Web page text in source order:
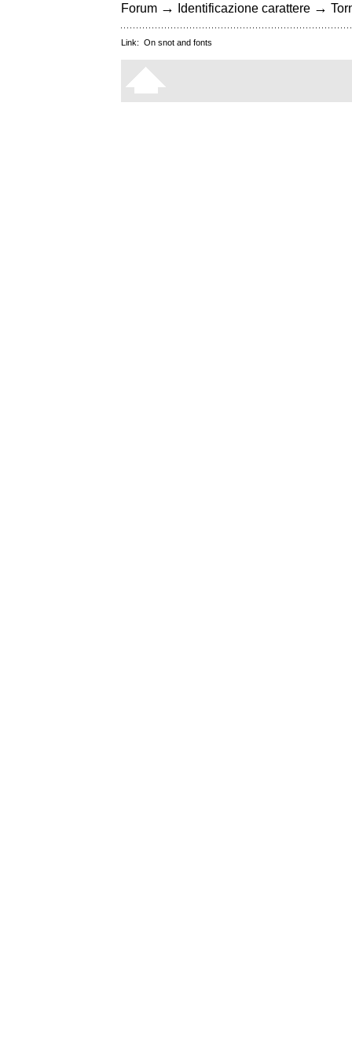
Forum → Identificazione carattere →
Link: On snot and fonts